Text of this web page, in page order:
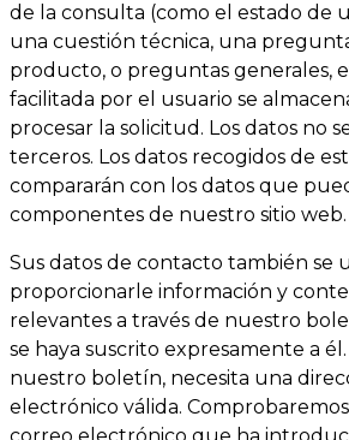
de la consulta (como el estado de
una cuestión técnica, una
producto, o preguntas generales,
facilitada por el usuario se
procesar la solicitud. Los datos no
terceros. Los datos recogidos de
compararán con los datos que
componentes de nuestro sitio web.
Sus datos de contacto también se
proporcionarle información y
relevantes a través de nuestro
se haya suscrito expresamente a
nuestro boletín, necesita una
electrónico válida.